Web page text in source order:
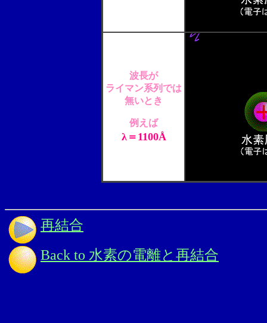
波長が
ライマン系列では
無いとき
例えば
λ＝1100Å
再結合
Back to 水素の電離と再結合